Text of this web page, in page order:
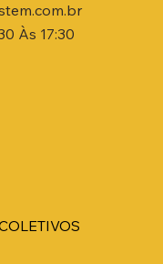
Às 17:30